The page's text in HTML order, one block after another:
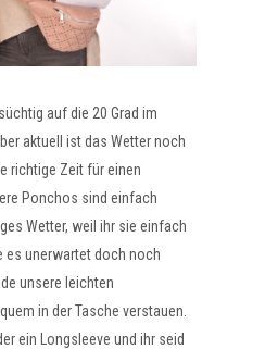
auf die 20 Grad im
aktuell ist das Wetter noch
richtige Zeit für einen
Ponchos sind einfach
Wetter, weil ihr sie einfach
es unerwartet doch noch
unsere leichten
in der Tasche verstauen.
ein Longsleeve und ihr seid